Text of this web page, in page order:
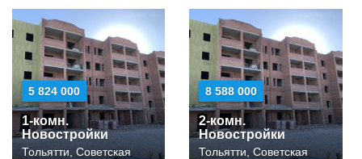
5 824 000
1-комн.
Новостройки
Тольятти, Советская
8 588 000
2-комн.
Новостройки
Тольятти, Советская